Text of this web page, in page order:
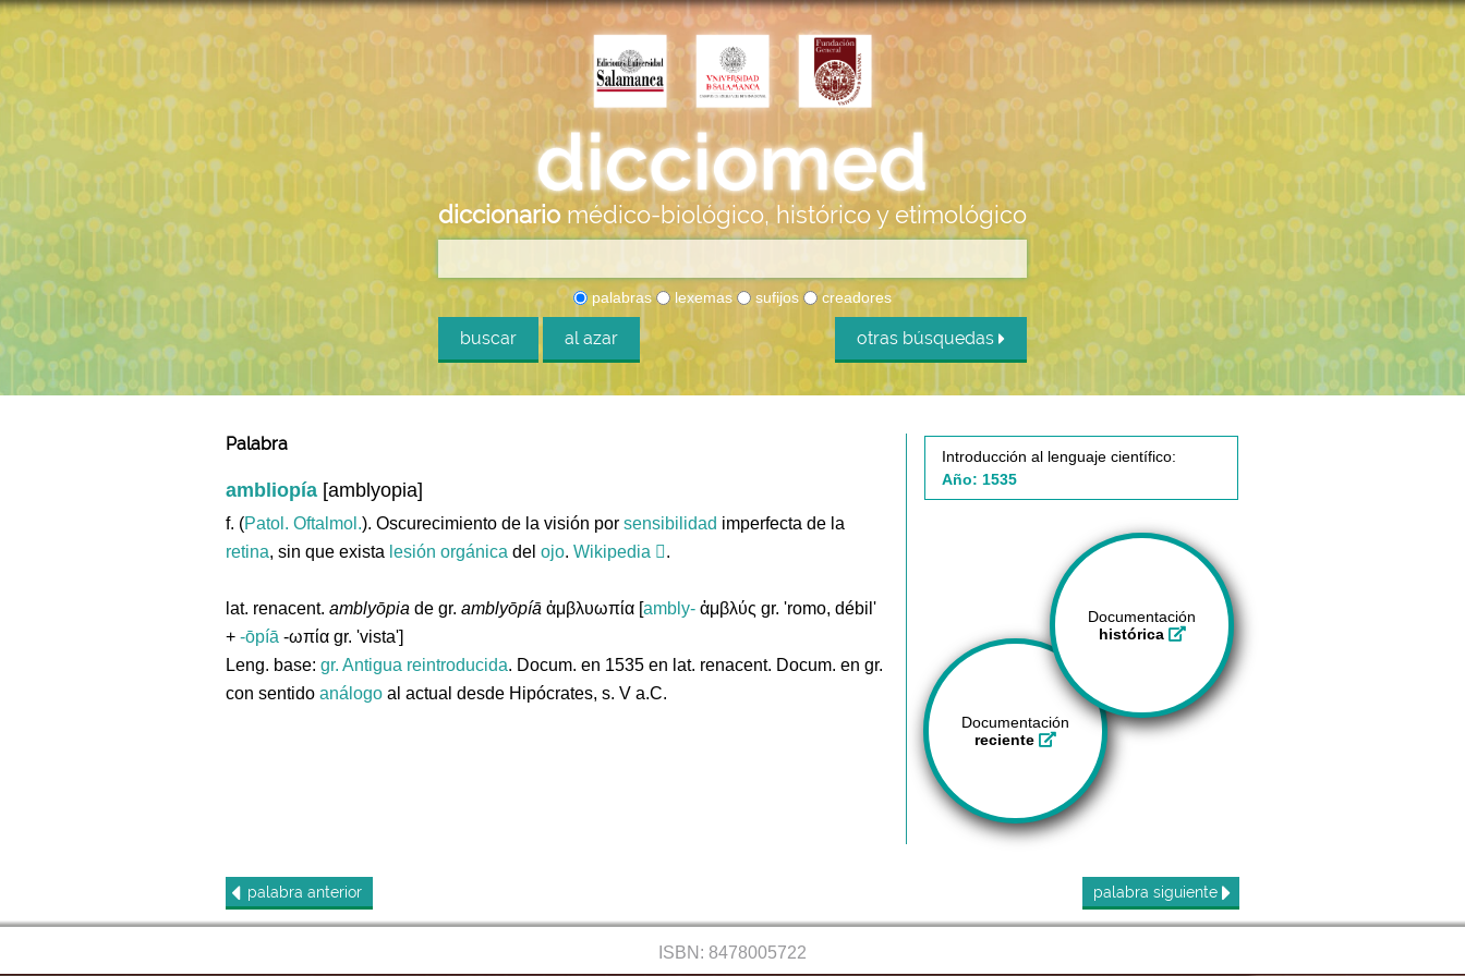
diccionario médico-biológico, histórico y etimológico
palabras lexemas sufijos creadores
buscar al azar otras búsquedas
Palabra
ambliopía [amblyopia]
f. (Patol. Oftalmol.). Oscurecimiento de la visión por sensibilidad imperfecta de la
retina, sin que exista lesión orgánica del ojo. Wikipedia .
lat. renacent. amblyōpia de gr. amblyōpíā ἀμβλυωπία [ambly- ἀμβλύς gr. 'romo, débil'
+ -ōpíā -ωπία gr. 'vista']
Leng. base: gr. Antigua reintroducida. Docum. en 1535 en lat. renacent. Docum. en gr.
con sentido análogo al actual desde Hipócrates, s. V a.C.
Introducción al lenguaje científico:
Año: 1535
Documentación
histórica
Documentación
reciente
palabra anterior palabra siguiente
ISBN: 8478005722